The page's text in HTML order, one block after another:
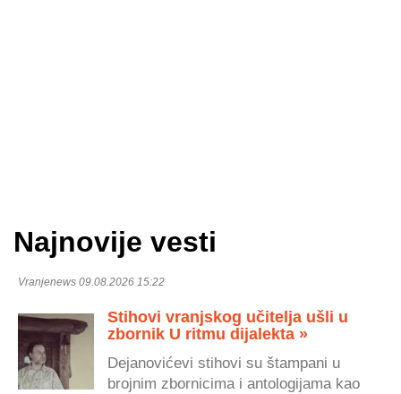
Najnovije vesti
Vranjenews 09.08.2026 15:22
Stihovi vranjskog učitelja ušli u
zbornik U ritmu dijalekta »
Dejanovićevi stihovi su štampani u
brojnim zbornicima i antologijama kao